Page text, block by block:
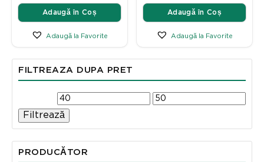
FILTREAZA DUPA PRET
Filtrează
PRODUCĂTOR
Adaugă în Coș
Adaugă la Favorite
Adaugă în Coș
Adaugă la Favorite